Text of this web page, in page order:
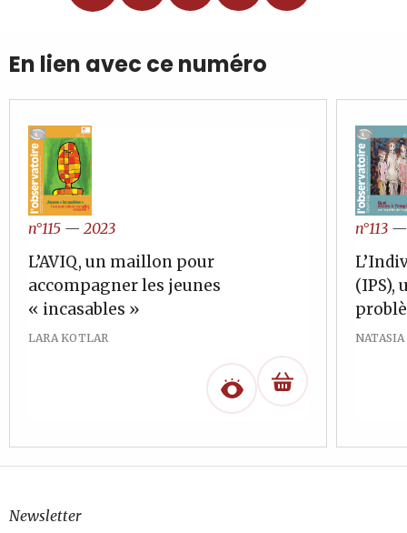
En lien avec ce numéro
n°115 — 2023
L’AVIQ, un maillon pour
accompagner les jeunes
« incasables »
LARA KOTLAR
n°113
(IPS),
Newsletter